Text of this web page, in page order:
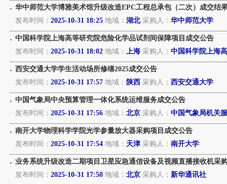
华中师范大学博雅美术馆升级改造EPC工程总承包（二次）成交结
发布时间： 2025-10-31 18:25 地域： 湖北采购人： 华中师范大学
中国科学院上海高等研究院危险化学品试剂间保障项目成交公告
发布时间： 2025-10-31 18:02 地域： 上海 采购人： 中国科学院上海
西安交通大学学生活动场所修缮2025成交公告
发布时间： 2025-10-31 17:57 地域： 陕西 采购人： 西安交通大学
中国气象局中央预算管理一体化系统运维服务成交公告
发布时间： 2025-10-31 17:56 地域： 北京 采购人： 中国气象局机关
南开大学物理科学学院光学参量放大器采购项目成交公告
发布时间： 2025-10-31 17:54 地域： 天津 采购人： 南开大学
业务系统升级改造二期项目卫星应急通信设备及视频直播接收机采
发布时间： 2025-10-31 17:50 地域： 北京 采购人： 新华通讯社